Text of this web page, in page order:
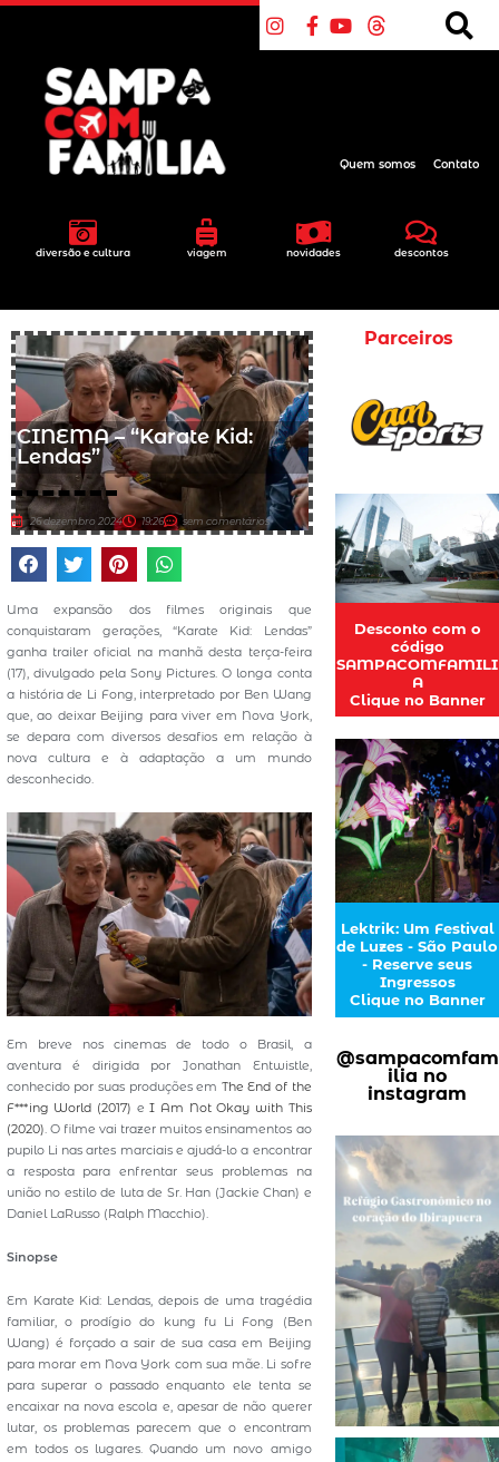
diversão e cultura viagem novidades descontos
Quem somos Contato
CINEMA – “Karate Kid:
Lendas”
26 dezembro 2024 19:26 sem comentários
Uma expansão dos filmes originais que
conquistaram gerações, “Karate Kid: Lendas”
ganha trailer oficial na manhã desta terça-feira
(17), divulgado pela Sony Pictures. O longa conta
a história de Li Fong, interpretado por Ben Wang
que, ao deixar Beijing para viver em Nova York,
se depara com diversos desafios em relação à
nova cultura e à adaptação a um mundo
desconhecido.
Em breve nos cinemas de todo o Brasil, a
aventura é dirigida por Jonathan Entwistle,
conhecido por suas produções em The End of the
F***ing World (2017) eI Am Not Okay with This
(2020). O filme vai trazer muitos ensinamentos ao
pupilo Li nas artes marciais e ajudá-lo a encontrar
a resposta para enfrentar seus problemas na
união no estilo de luta de Sr. Han (Jackie Chan) e
Daniel LaRusso (Ralph Macchio).
Sinopse
Em Karate Kid: Lendas, depois de uma tragédia
familiar, o prodígio do kung fu Li Fong (Ben
Wang) é forçado a sair de sua casa em Beijing
para morar em Nova York com sua mãe. Li sofre
para superar o passado enquanto ele tenta se
encaixar na nova escola e, apesar de não querer
lutar, os problemas parecem que o encontram
em todos os lugares. Quando um novo amigo
Parceiros
Desconto com o
código
SAMPACOMFAMILI
A
Clique no Banner
Lektrik: Um Festival
de Luzes - São Paulo
- Reserve seus
Ingressos
Clique no Banner
@sampacomfam
ilia no
instagram